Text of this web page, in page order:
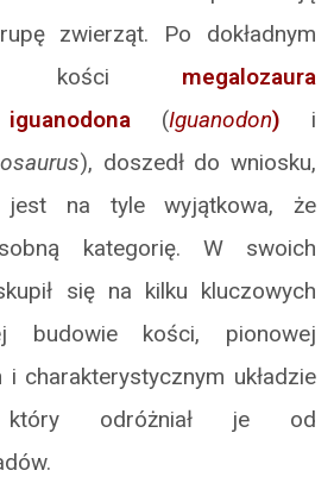
zwierząt. Po dokładnym
kości megalozaura
iguanodona (Iguanodon) i
), doszedł do wniosku,
na tyle wyjątkowa, że
kategorię. W swoich
się na kilku kluczowych
budowie kości, pionowej
charakterystycznym układzie
który odróżniał je od